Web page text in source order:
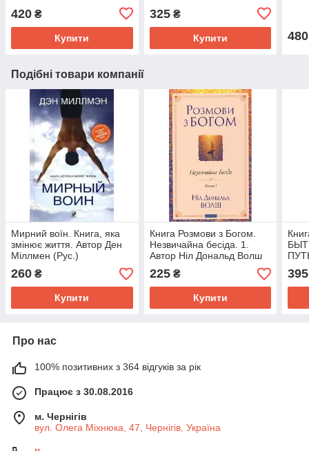
420 ₴
Купити
325₴
Купити 480
Подібні товари компанії
Мирний воїн. Книга, яка
змінює життя. Автор Ден
Міллмен (Рус.)
(переплетить твердий)
260 ₴
Купити
Книга Розмови з Богом.
Незвичайна бесіда. 1.
Автор Ніл Дональд Волш
(Укр.) (обкладинка м`яка)
225₴
Купити
395
Про нас
100% позитивних з 364 відгуків за рік
Працює з 30.08.2016
м. Чернігів
вул. Олега Міхнюка, 47, Чернігів, Україна